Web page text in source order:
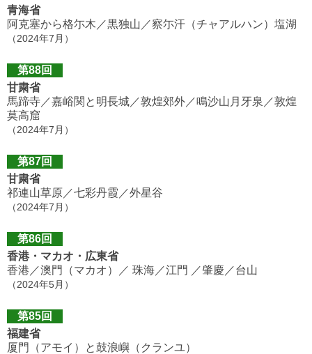
青海省
阿克塞から格尓木／黒独山／察尓汗（チャアルハン）塩湖
（2024年7月）
第88回
甘粛省
馬蹄寺／嘉峪関と明長城／敦煌郊外／鳴沙山月牙泉／敦煌
莫高窟
（2024年7月）
第87回
甘粛省
祁連山草原／七彩丹霞／外星谷
（2024年7月）
第86回
香港・マカオ・広東省
香港／澳門（マカオ）／ 珠海／江門 ／肇慶／台山
（2024年5月）
第85回
福建省
厦門（アモイ）と鼓浪嶼（クランユ）